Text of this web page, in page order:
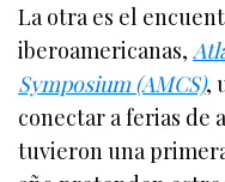
La otra es el
iberoamericanas,
Symposium (AMCS),
conectar a ferias de
tuvieron una